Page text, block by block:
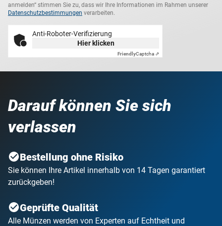
anmelden“ stimmen Sie zu, dass wir Ihre Informationen im Rahmen unserer
Datenschutzbestimmungen verarbeiten.
Anti-Roboter-Verifizierung
Hier klicken
FriendlyCaptcha ⇗
Darauf können Sie sich
verlassen
Bestellung ohne Risiko
Sie können Ihre Artikel innerhalb von 14 Tagen garantiert
zurückgeben!
Geprüfte Qualität
Alle Münzen werden von Experten auf Echtheit und